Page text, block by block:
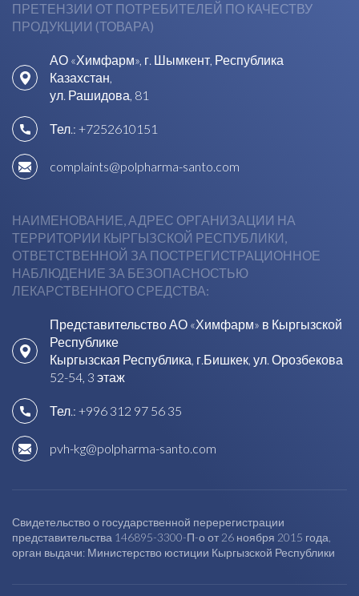
ПРЕТЕНЗИИ ОТ ПОТРЕБИТЕЛЕЙ ПО КАЧЕСТВУ
ПРОДУКЦИИ (ТОВАРА)
АО «Химфарм», г. Шымкент, Республика
Казахстан,
ул. Рашидова, 81
Тел.: +7252610151
complaints@polpharma-santo.com
НАИМЕНОВАНИЕ, АДРЕС ОРГАНИЗАЦИИ НА
ТЕРРИТОРИИ КЫРГЫЗСКОЙ РЕСПУБЛИКИ,
ОТВЕТСТВЕННОЙ ЗА ПОСТРЕГИСТРАЦИОННОЕ
НАБЛЮДЕНИЕ ЗА БЕЗОПАСНОСТЬЮ
ЛЕКАРСТВЕННОГО СРЕДСТВА:
Представительство АО «Химфарм» в Кыргызской
Республике
Кыргызская Республика, г.Бишкек, ул. Орозбекова
52-54, 3 этаж
Тел.: +996 312 97 56 35
pvh-kg@polpharma-santo.com
Свидетельство о государственной перерегистрации
представительства 146895-3300-П-о от 26 ноября 2015 года,
орган выдачи: Министерство юстиции Кыргызской Республики